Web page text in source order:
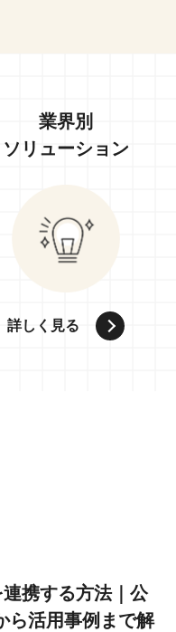
業界別
ソリューション
詳しく見る
携する方法｜公
ら活用事例まで解